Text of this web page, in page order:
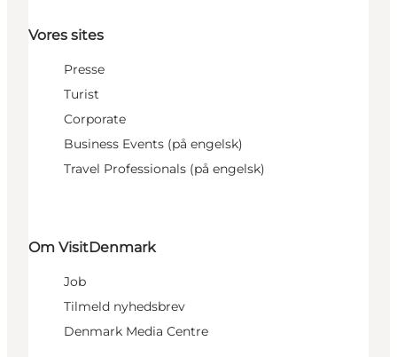
Vores sites
Presse
Turist
Corporate
Business Events (på engelsk)
Travel Professionals (på engelsk)
Om VisitDenmark
Job
Tilmeld nyhedsbrev
Denmark Media Centre